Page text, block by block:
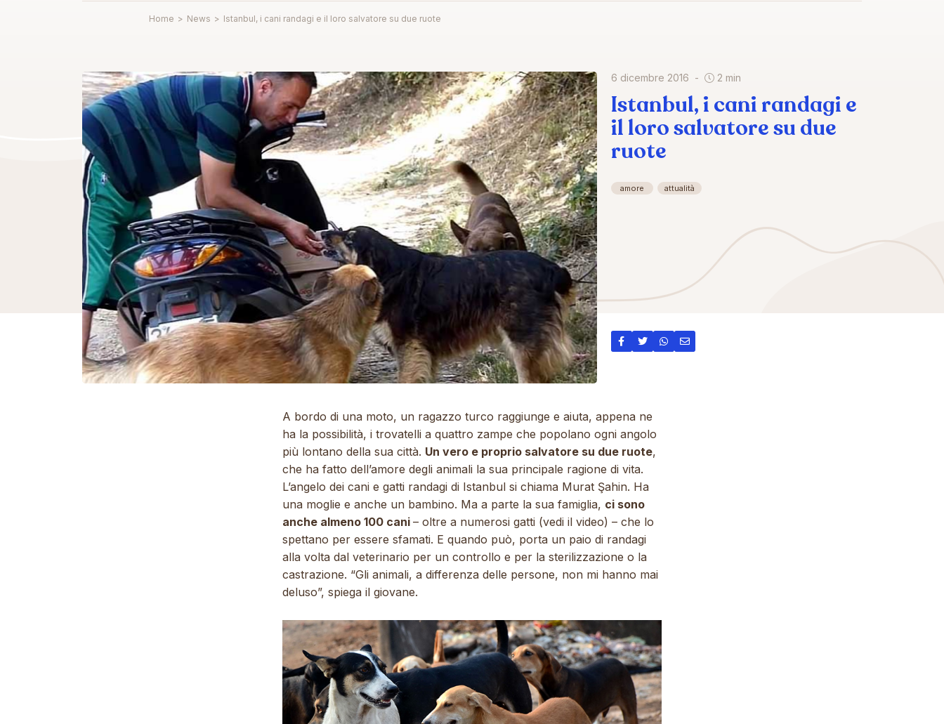
Home > News > Istanbul, i cani randagi e il loro salvatore su due ruote
6 dicembre 2016 2 min
Istanbul, i cani randagi e
il loro salvatore su due
ruote
amore attualità
A bordo di una moto, un ragazzo turco raggiunge e aiuta, appena ne
ha la possibilità, i trovatelli a quattro zampe che popolano ogni angolo
più lontano della sua città. Un vero e proprio salvatore su due ruote,
che ha fatto dell’amore degli animali la sua principale ragione di vita.
L’angelo dei cani e gatti randagi di Istanbul si chiama Murat Şahin. Ha
una moglie e anche un bambino. Ma a parte la sua famiglia, ci sono
anche almeno 100 cani – oltre a numerosi gatti (vedi il video) – che lo
spettano per essere sfamati. E quando può, porta un paio di randagi
alla volta dal veterinario per un controllo e per la sterilizzazione o la
castrazione. “Gli animali, a differenza delle persone, non mi hanno mai
deluso”, spiega il giovane.